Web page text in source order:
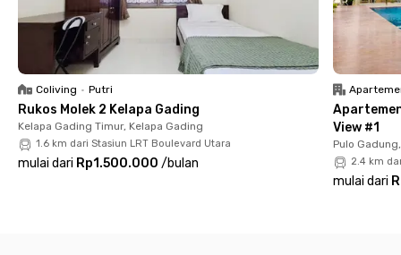
Coliving • Putri
Rukos Molek 2 Kelapa Gading
Kelapa Gading Timur, Kelapa Gading
1.6 km dari Stasiun LRT Boulevard Utara
mulai dari Rp1.500.000 /bulan
View #1
Pulo
2.4 km
mulai dari